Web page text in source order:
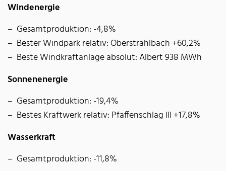
Windenergie
Gesamtproduktion: -4,8%
Bester Windpark relativ: Oberstrahlbach +60,2%
Beste Windkraftanlage absolut: Albert 938 MWh
Sonnenenergie
Gesamtproduktion: -19,4%
Bestes Kraftwerk relativ: Pfaffenschlag III +17,8%
Wasserkraft
Gesamtproduktion: -11,8%